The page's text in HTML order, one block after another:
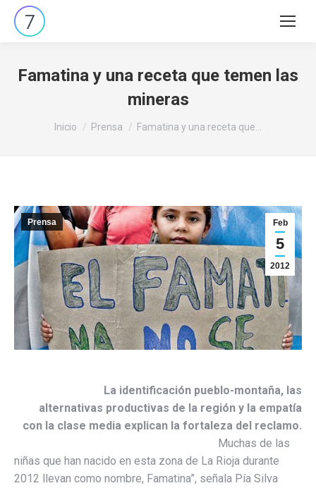
Buscar:
Famatina y una receta que temen las
mineras
Estás aquí:
Inicio Prensa Famatina y una receta que…
Feb
5
2012
Prensa
La identificación pueblo-montaña, las
alternativas productivas de la región y la empatía
con la clase media explican la fortaleza del reclamo.
Muchas de las
niñas que han nacido en esta zona de La Rioja durante
2012 llevan como nombre, Famatina”, señala Pía Silva